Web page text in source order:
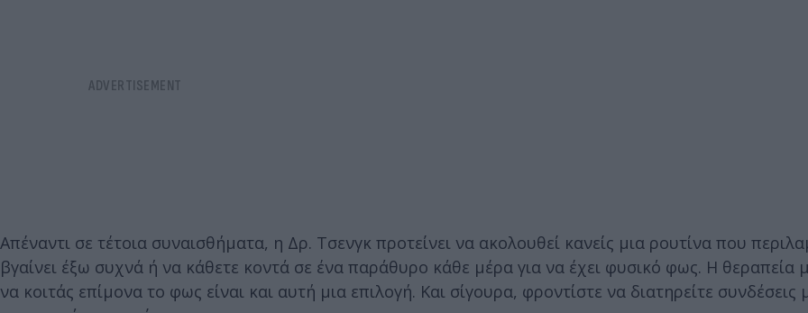
Απέναντι σε τέτοια συναισθήματα, η Δρ. Τσενγκ προτείνει να ακολουθεί κανείς μια ρουτίνα που
βγαίνει έξω συχνά ή να κάθετε κοντά σε ένα παράθυρο κάθε μέρα για να έχει φυσικό φως. Η θεραπεία
να κοιτάς επίμονα το φως είναι και αυτή μια επιλογή. Και σίγουρα, φροντίστε να διατηρείτε συνδέσεις